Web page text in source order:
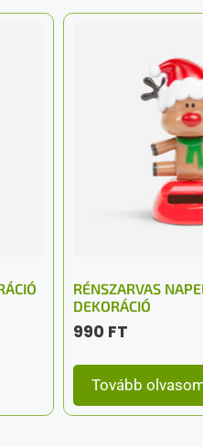
RÉNSZARVAS
DEKORÁCIÓ
990 FT
Tovább